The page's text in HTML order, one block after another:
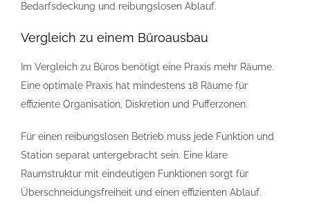
Bedarfsdeckung und reibungslosen Ablauf.
Vergleich zu einem Büroausbau
Im Vergleich zu Büros benötigt eine Praxis mehr Räume.
Eine optimale Praxis hat mindestens 18 Räume für
effiziente Organisation, Diskretion und Pufferzonen.
Für einen reibungslosen Betrieb muss jede Funktion und
Station separat untergebracht sein. Eine klare
Raumstruktur mit eindeutigen Funktionen sorgt für
Überschneidungsfreiheit und einen effizienten Ablauf.